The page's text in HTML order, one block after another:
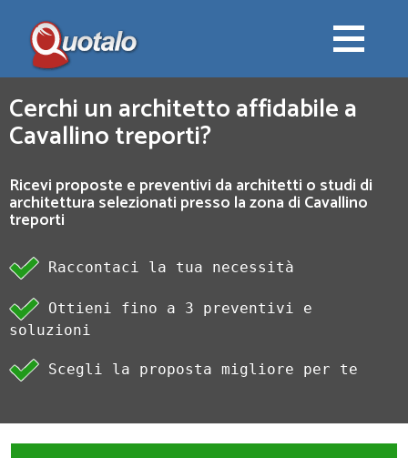
Cerchi un architetto affidabile a
Cavallino treporti?
Ricevi proposte e preventivi da architetti o studi di
architettura selezionati presso la zona di Cavallino
treporti
Raccontaci la tua necessità
Ottieni fino a 3 preventivi e
soluzioni
Scegli la proposta migliore per te